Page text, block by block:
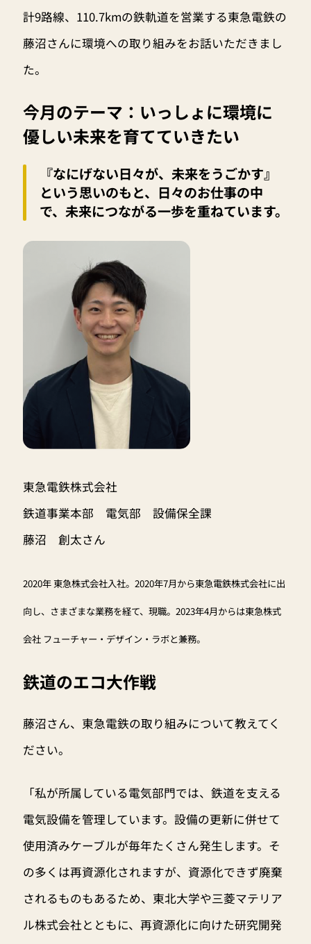
計9路線、110.7kmの鉄軌道を営業する東急電鉄の
藤沼さんに環境への取り組みをお話いただきまし
た。
今月のテーマ：いっしょに環境に
優しい未来を育てていきたい
『なにげない日々が、未来をうごかす』
という思いのもと、日々のお仕事の中
で、未来につながる一歩を重ねています。
東急電鉄株式会社
鉄道事業本部 電気部 設備保全課
藤沼 創太さん
2020年 東急株式会社入社。2020年7月から東急電鉄株式会社に出
向し、さまざまな業務を経て、現職。2023年4月からは東急株式
会社 フューチャー・デザイン・ラボと兼務。
鉄道のエコ大作戦
藤沼さん、東急電鉄の取り組みについて教えてく
ださい。
「私が所属している電気部門では、鉄道を支える
電気設備を管理しています。設備の更新に併せて
使用済みケーブルが毎年たくさん発生します。そ
の多くは再資源化されますが、資源化できず廃棄
されるものもあるため、東北大学や三菱マテリア
ル株式会社とともに、再資源化に向けた研究開発